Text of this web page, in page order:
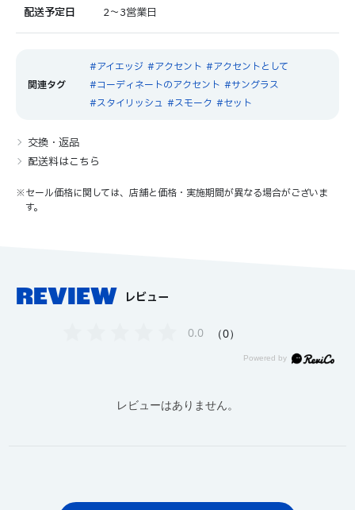
配送予定日 2～3営業日
アイエッジ アクセント
アクセントとして
コーディネートのアクセント
サングラス
スタイリッシュ
スモーク セット
交換・返品
配送料はこちら
※セール価格に関しては、店舗と価格・実施期間が異なる場合がございま
す。
REVIEW レビュー
0.0 0
レビューはありません。